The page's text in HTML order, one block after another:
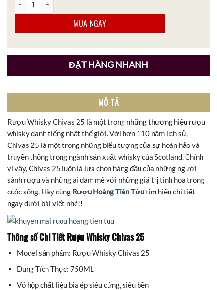
MUA NGAY
ĐẶT HÀNG NHANH
MÔ TẢ
Rượu Whisky Chivas 25 là một trong những thương hiệu rượu
whisky danh tiếng nhất thế giới. Với hơn 110 năm lịch sử,
Chivas 25 là một trong những biểu tượng của sự hoàn hảo và
truyền thống trong ngành sản xuất whisky của Scotland. Chính
vì vậy, Chivas 25 luôn là lựa chọn hàng đầu của những người
sành rượu và những ai đam mê với những giá trị tinh hoa trong
cuộc sống. Hãy cùng Rượu Hoàng Tiên Tửutìm hiểu chi tiết
ngay dưới bài viết nhé!!
Thông số Chi Tiết Rượu Whisky Chivas 25
Model sản phẩm: Rượu Whisky Chivas 25
Dung Tích Thực: 750ML
Vỏ hộp chất liệu bìa ép siêu cứng, siêu bền